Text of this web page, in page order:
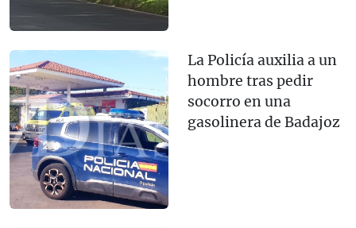
La Policía auxilia a un
hombre tras pedir
socorro en una
gasolinera de Badajoz